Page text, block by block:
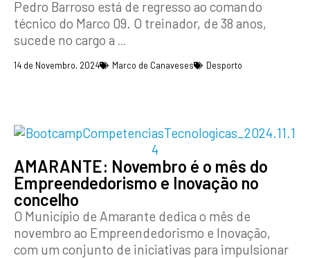
Pedro Barroso está de regresso ao comando
técnico do Marco 09. O treinador, de 38 anos,
sucede no cargo a ...
14 de Novembro, 2024 Marco de Canaveses Desporto
AMARANTE: Novembro é o mês do
Empreendedorismo e Inovação no
concelho
O Município de Amarante dedica o mês de
novembro ao Empreendedorismo e Inovação,
com um conjunto de iniciativas para impulsionar